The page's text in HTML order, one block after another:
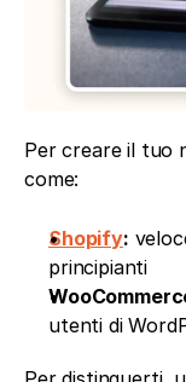
Per creare il tuo
come:
Shopify:
principianti
utenti di